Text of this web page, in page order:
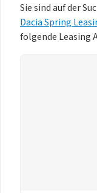
Sie sind auf der
Dacia Spring
folgende Leasing